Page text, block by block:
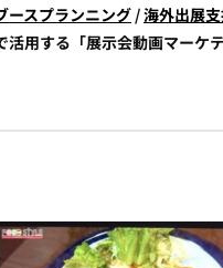
ースプランニング /海外出展
用する「展示会動画マーケ